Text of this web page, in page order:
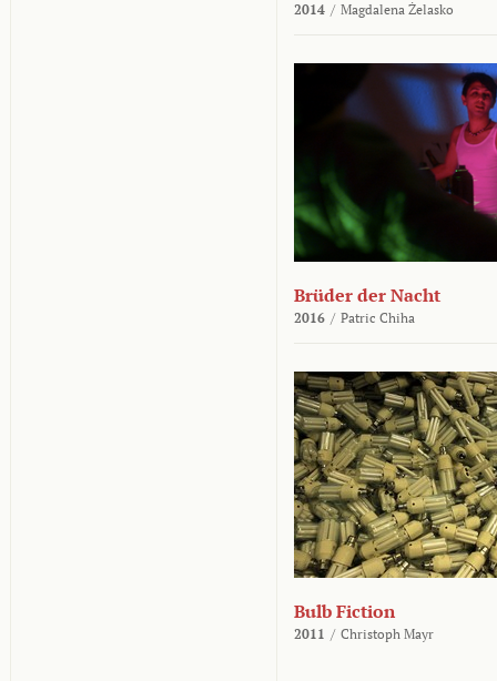
2014 / Magdalena Żelasko
Brüder der Nacht
2016 / Patric Chiha
Bulb Fiction
2011 / Christoph Mayr